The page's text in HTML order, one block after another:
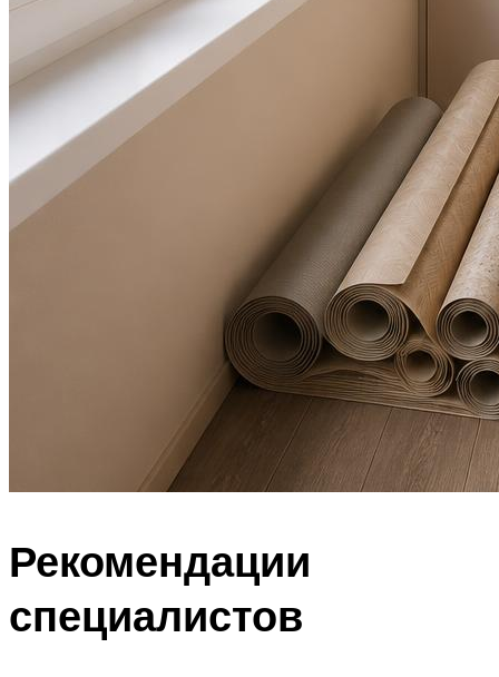
Рекомендации
специалистов